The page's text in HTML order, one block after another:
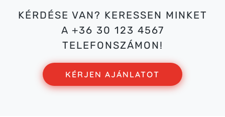
KÉRDÉSE VAN? KERESSEN MINKET
A +36 30 123 4567
TELEFONSZÁMON!
KÉRJEN AJÁNLATOT